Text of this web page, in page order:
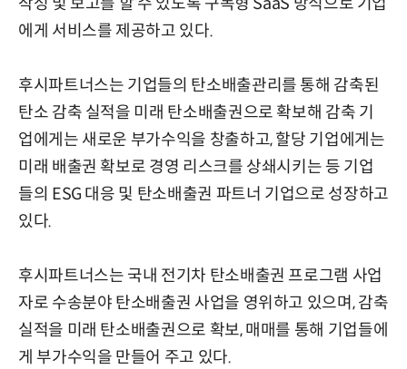
에게 서비스를 제공하고 있다.
후시파트너스는 기업들의 탄소배출관리를 통해 감축된
탄소 감축 실적을 미래 탄소배출권으로 확보해 감축 기
업에게는 새로운 부가수익을 창출하고, 할당 기업에게는
미래 배출권 확보로 경영 리스크를 상쇄시키는 등 기업
들의 ESG 대응 및 탄소배출권 파트너 기업으로 성장하고
있다.
후시파트너스는 국내 전기차 탄소배출권 프로그램 사업
자로 수송분야 탄소배출권 사업을 영위하고 있으며, 감축
실적을 미래 탄소배출권으로 확보, 매매를 통해 기업들에
게 부가수익을 만들어 주고 있다.